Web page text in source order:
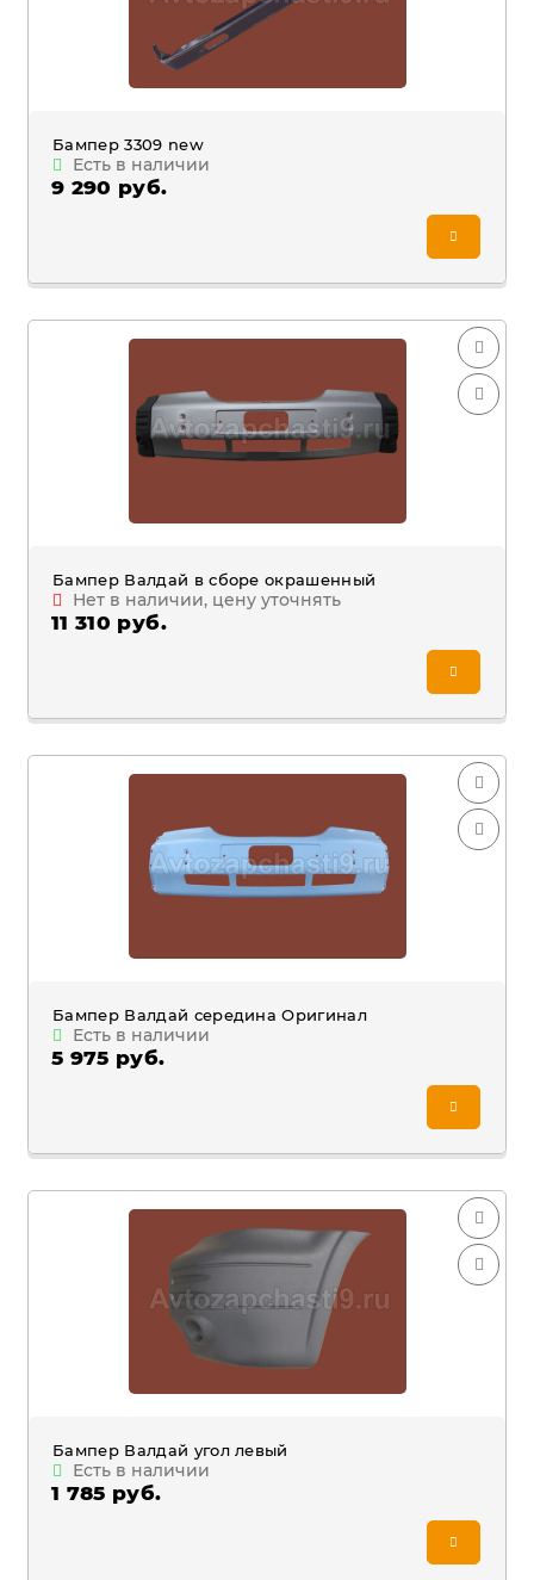
Бампер 3309 new
Есть в наличии
9 290 руб.
Бампер Валдай в сборе окрашенный
Нет в наличии, цену уточнять
11 310 руб.
Бампер Валдай середина Оригинал
Есть в наличии
5 975 руб.
Бампер Валдай угол левый
Есть в наличии
1 785 руб.